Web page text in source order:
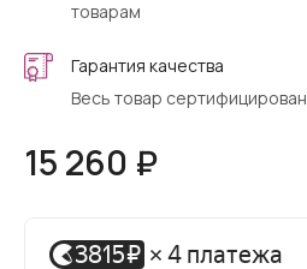
товарам
Гарантия качества
Весь товар сертифицирован
15 260 ₽